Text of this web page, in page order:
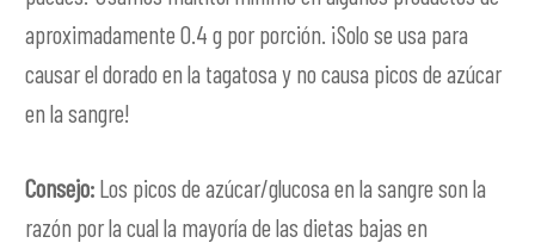
aproximadamente 0.4 g por porción. ¡Solo se usa para
causar el dorado en la tagatosa y no causa picos de azúcar
en la sangre!
Consejo:Los picos de azúcar/glucosa en la sangre son la
razón por la cual la mayoría de las dietas bajas en